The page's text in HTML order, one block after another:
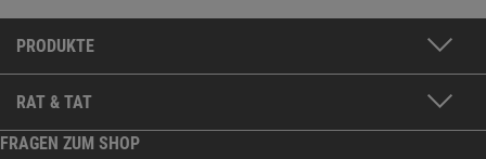
PRODUKTE
RAT & TAT
FRAGEN ZUM SHOP